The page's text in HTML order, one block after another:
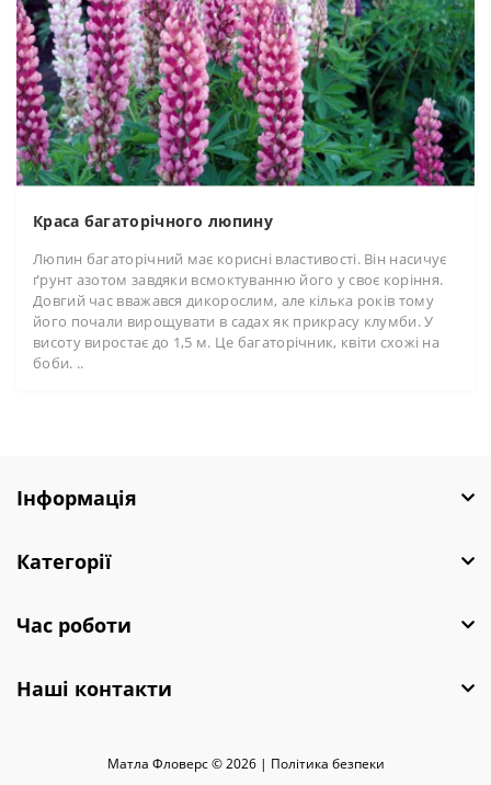
Краса багаторічного люпину
Люпин багаторічний має корисні властивості. Він насичує
ґрунт азотом завдяки всмоктуванню його у своє коріння.
Довгий час вважався дикорослим, але кілька років тому
його почали вирощувати в садах як прикрасу клумби. У
висоту виростає до 1,5 м. Це багаторічник, квіти схожі на
боби. ..
Інформація
Категорії
Час роботи
Наші контакти
Матла Фловерс © 2026 | Полiтика безпеки